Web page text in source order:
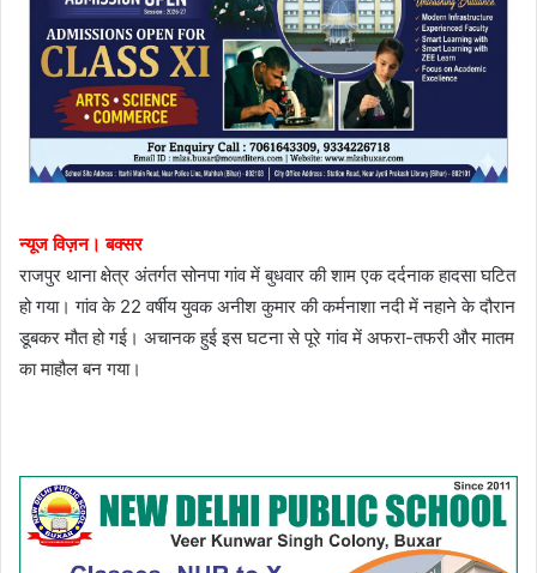
न्यूज विज़न। बक्सर
राजपुर थाना क्षेत्र अंतर्गत सोनपा गांव में बुधवार की शाम एक दर्दनाक हादसा घटित
हो गया। गांव के 22 वर्षीय युवक अनीश कुमार की कर्मनाशा नदी में नहाने के दौरान
डूबकर मौत हो गई। अचानक हुई इस घटना से पूरे गांव में अफरा-तफरी और मातम
का माहौल बन गया।